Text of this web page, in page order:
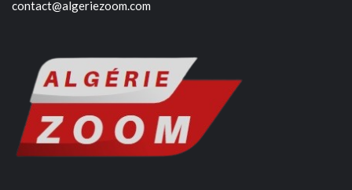
contact@algeriezoom.com